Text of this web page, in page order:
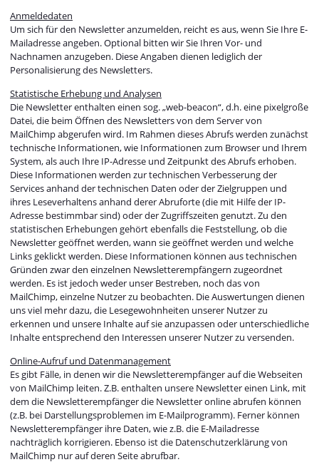
Anmeldedaten
Um sich für den Newsletter anzumelden, reicht es aus, wenn Sie Ihre E-
Mailadresse angeben. Optional bitten wir Sie Ihren Vor- und
Nachnamen anzugeben. Diese Angaben dienen lediglich der
Personalisierung des Newsletters.
Statistische Erhebung und Analysen
Die Newsletter enthalten einen sog. „web-beacon“, d.h. eine pixelgroße
Datei, die beim Öffnen des Newsletters von dem Server von
MailChimp abgerufen wird. Im Rahmen dieses Abrufs werden zunächst
technische Informationen, wie Informationen zum Browser und Ihrem
System, als auch Ihre IP-Adresse und Zeitpunkt des Abrufs erhoben.
Diese Informationen werden zur technischen Verbesserung der
Services anhand der technischen Daten oder der Zielgruppen und
ihres Leseverhaltens anhand derer Abruforte (die mit Hilfe der IP-
Adresse bestimmbar sind) oder der Zugriffszeiten genutzt. Zu den
statistischen Erhebungen gehört ebenfalls die Feststellung, ob die
Newsletter geöffnet werden, wann sie geöffnet werden und welche
Links geklickt werden. Diese Informationen können aus technischen
Gründen zwar den einzelnen Newsletterempfängern zugeordnet
werden. Es ist jedoch weder unser Bestreben, noch das von
MailChimp, einzelne Nutzer zu beobachten. Die Auswertungen dienen
uns viel mehr dazu, die Lesegewohnheiten unserer Nutzer zu
erkennen und unsere Inhalte auf sie anzupassen oder unterschiedliche
Inhalte entsprechend den Interessen unserer Nutzer zu versenden.
Online-Aufruf und Datenmanagement
Es gibt Fälle, in denen wir die Newsletterempfänger auf die Webseiten
von MailChimp leiten. Z.B. enthalten unsere Newsletter einen Link, mit
dem die Newsletterempfänger die Newsletter online abrufen können
(z.B. bei Darstellungsproblemen im E-Mailprogramm). Ferner können
Newsletterempfänger ihre Daten, wie z.B. die E-Mailadresse
nachträglich korrigieren. Ebenso ist die Datenschutzerklärung von
MailChimp nur auf deren Seite abrufbar.